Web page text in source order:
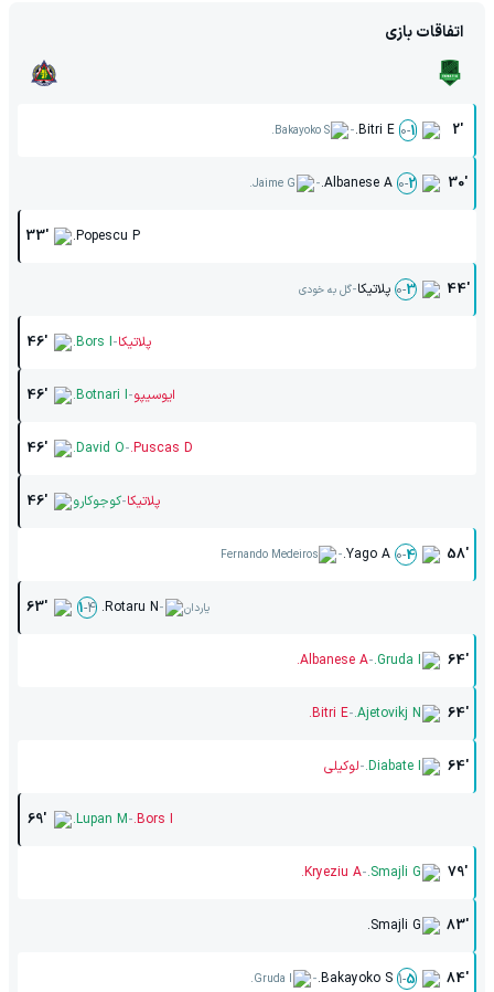
اتفاقات بازی
2'
1
-
0
Bitri E.
-
Bakayoko S.
30'
2
-
0
Albanese A.
-
Jaime G.
33' Popescu P.
44'
3
-
0 پلاتیکا-گل به خودی
46' Bors I.-پلاتیکا
46' Botnari I.-ایوسیپو
46' David O.- Puscas D.
46' کوجوکارو-پلاتیکا
58'
4
-
0
Yago A.
-
Fernando Medeiros
63' 4
-
1 Rotaru N.- یاردان
64'
Gruda I.
-
Albanese A.
64'
Ajetovikj N.
-
Bitri E.
64'
Diabate I.
-لوکیلی
69' Lupan M.- Bors I.
79'
Smajli G.
-
Kryeziu A.
83'
Smajli G.
84'
5
-
1
Bakayoko S.
-
Gruda I.